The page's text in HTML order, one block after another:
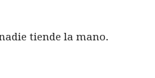
tiende la mano.